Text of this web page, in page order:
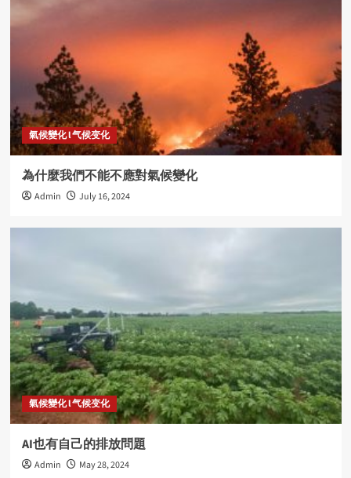
氣候變化 l 气候变化
為什麼我們不能不應對氣候變化
Admin July 16, 2024
氣候變化 l 气候变化
AI也有自己的排放問題
Admin May 28, 2024